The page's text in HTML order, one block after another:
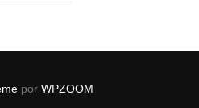
por WPZOOM